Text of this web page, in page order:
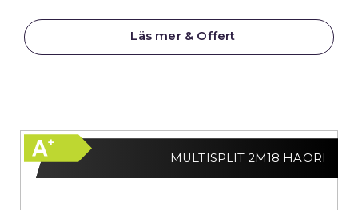
Läs mer & Offert
MULTISPLIT 2M18 HAORI